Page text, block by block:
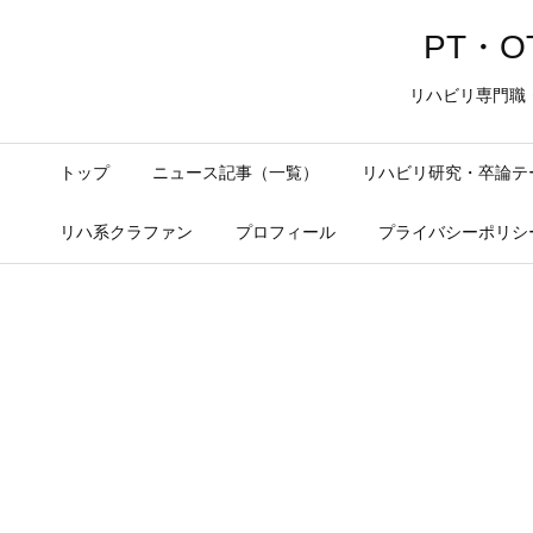
PT・
リハビリ専門職
トップ ニュース記事（一覧） リハビリ研究・卒論テ
リハ系クラファン プロフィール プライバシーポリシ